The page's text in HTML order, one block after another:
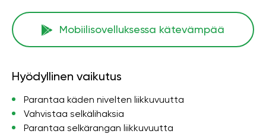
Mobiilisovelluksessa kätevämpää
Hyödyllinen vaikutus
Parantaa käden nivelten liikkuvuutta
Vahvistaa selkälihaksia
Parantaa selkärangan liikkuvuutta